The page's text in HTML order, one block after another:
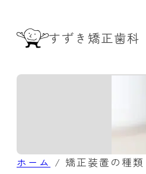
すずき矯正歯科
ホーム / 矯正装置の種類